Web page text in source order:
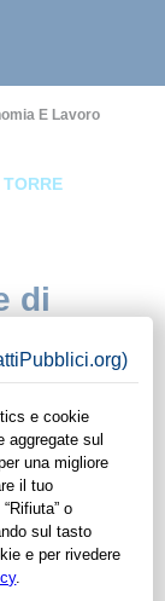
E Lavoro
di
avere
e
potrai
e
gratuiti
i dati